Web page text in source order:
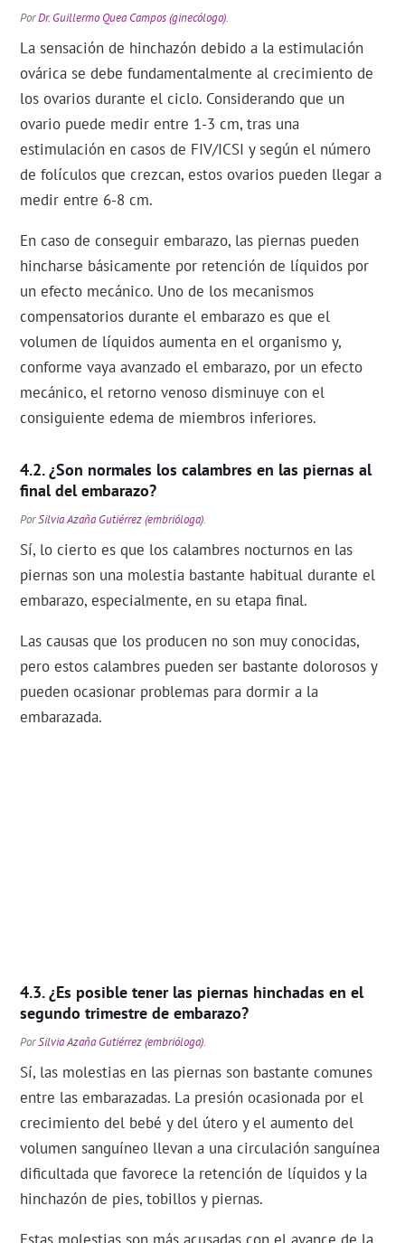
PorDr. Guillermo Quea Campos (ginecólogo).
La sensación de hinchazón debido a la estimulación
ovárica se debe fundamentalmente al crecimiento de
los ovarios durante el ciclo. Considerando que un
ovario puede medir entre 1-3 cm, tras una
estimulación en casos de FIV/ICSI y según el número
de folículos que crezcan, estos ovarios pueden llegar a
medir entre 6-8 cm.
En caso de conseguir embarazo, las piernas pueden
hincharse básicamente por retención de líquidos por
un efecto mecánico. Uno de los mecanismos
compensatorios durante el embarazo es que el
volumen de líquidos aumenta en el organismo y,
conforme vaya avanzado el embarazo, por un efecto
mecánico, el retorno venoso disminuye con el
consiguiente edema de miembros inferiores.
¿Son normales los calambres en las piernas al
final del embarazo?
PorSilvia Azaña Gutiérrez (embrióloga).
Sí, lo cierto es que los calambres nocturnos en las
piernas son una molestia bastante habitual durante el
embarazo, especialmente, en su etapa final.
Las causas que los producen no son muy conocidas,
pero estos calambres pueden ser bastante dolorosos y
pueden ocasionar problemas para dormir a la
embarazada.
¿Es posible tener las piernas hinchadas en el
segundo trimestre de embarazo?
PorSilvia Azaña Gutiérrez (embrióloga).
Sí, las molestias en las piernas son bastante comunes
entre las embarazadas. La presión ocasionada por el
crecimiento del bebé y del útero y el aumento del
volumen sanguíneo llevan a una circulación sanguínea
dificultada que favorece la retención de líquidos y la
hinchazón de pies, tobillos y piernas.
Estas molestias son más acusadas con el avance de la